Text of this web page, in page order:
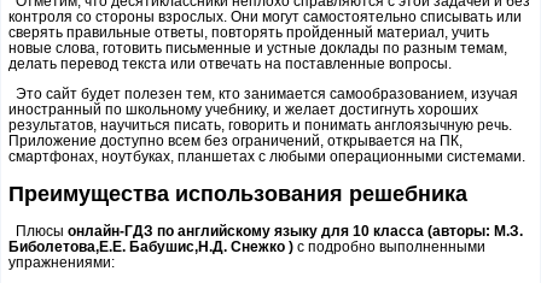
контроля со стороны взрослых. Они могут самостоятельно списывать или
сверять правильные ответы, повторять пройденный материал, учить
новые слова, готовить письменные и устные доклады по разным темам,
делать перевод текста или отвечать на поставленные вопросы.
Это сайт будет полезен тем, кто занимается самообразованием, изучая
иностранный по школьному учебнику, и желает достигнуть хороших
результатов, научиться писать, говорить и понимать англоязычную речь.
Приложение доступно всем без ограничений, открывается на ПК,
смартфонах, ноутбуках, планшетах с любыми операционными системами.
Преимущества использования решебника
Плюсы онлайн-ГДЗ по английскому языку для 10 класса (авторы: М.З.
Биболетова,Е.Е. Бабушис,Н.Д. Снежко ) с подробно выполненными
упражнениями: